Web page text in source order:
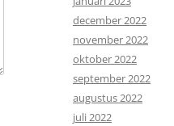
december 2022
november 2022
oktober 2022
september 2022
augustus 2022
juli 2022